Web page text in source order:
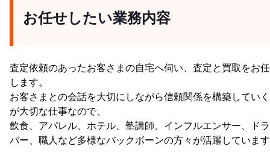
お任せしたい業務内容
査定依頼のあったお客さまの自宅へ伺い、査定と買取をお
します。
お客さまとの会話を大切にしながら信頼関係を構築してい
が大切な仕事なので、
飲食、アパレル、ホテル、塾講師、インフルエンサー、ド
バー、職人など多様なバックボーンの方々が活躍していま